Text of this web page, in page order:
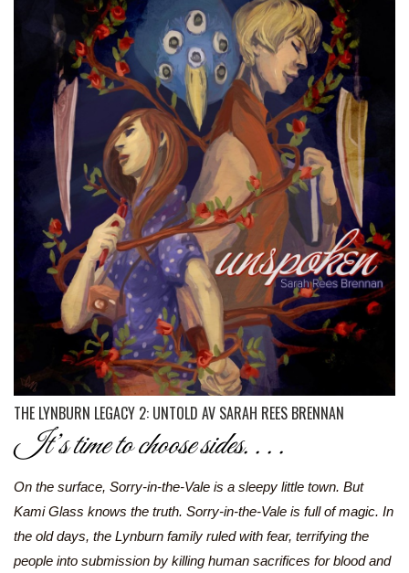
THE LYNBURN LEGACY 2: UNTOLD AV SARAH REES BRENNAN
It’s time to choose sides. . . .
On the surface, Sorry-in-the-Vale is a sleepy little town. But
Kami Glass knows the truth. Sorry-in-the-Vale is full of magic. In
the old days, the Lynburn family ruled with fear, terrifying the
people into submission by killing human sacrifices for blood and